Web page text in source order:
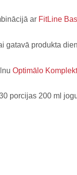
ar FitLine
gatavā produkta
Optimālo
porcijas 200 ml